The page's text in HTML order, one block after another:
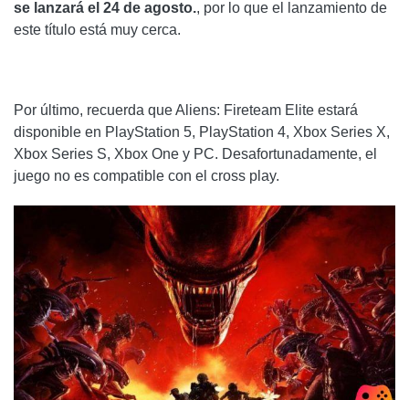
se lanzará el 24 de agosto., por lo que el lanzamiento de
este título está muy cerca.
Por último, recuerda que Aliens: Fireteam Elite estará
disponible en PlayStation 5, PlayStation 4, Xbox Series X,
Xbox Series S, Xbox One y PC. Desafortunadamente, el
juego no es compatible con el cross play.